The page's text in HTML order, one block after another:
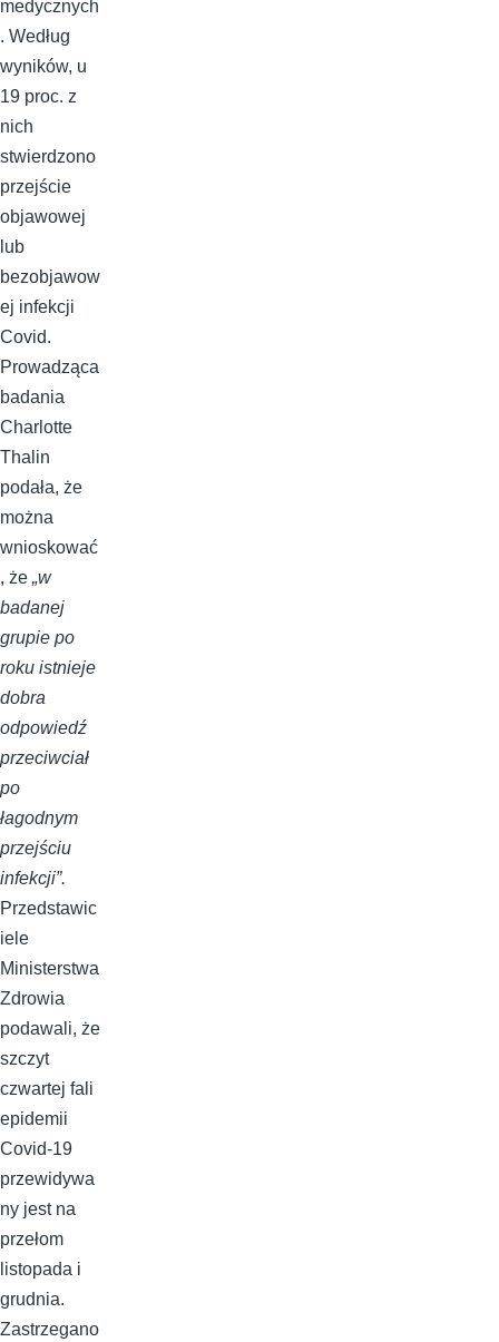
medycznych
. Według
wyników, u
19 proc. z
nich
stwierdzono
przejście
objawowej
lub
bezobjawow
ej infekcji
Covid.
Prowadząca
badania
Charlotte
Thalin
podała, że
można
wnioskować
, że „w
badanej
grupie po
roku istnieje
dobra
odpowiedź
przeciwciał
po
łagodnym
przejściu
infekcji”.
Przedstawic
iele
Ministerstwa
Zdrowia
podawali, że
szczyt
czwartej fali
epidemii
Covid-19
przewidywa
ny jest na
przełom
listopada i
grudnia.
Zastrzegano